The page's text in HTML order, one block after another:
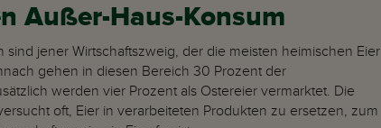
Außer-Haus-Konsum
jener Wirtschaftszweig, der die meisten heimischen Eier
gehen in diesen Bereich 30 Prozent der
werden vier Prozent als Ostereier vermarktet. Die
oft, Eier in verarbeiteten Produkten zu ersetzen, zum